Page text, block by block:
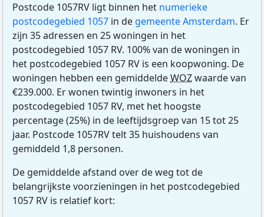
Postcode 1057RV ligt binnen het numerieke
postcodegebied 1057 in de gemeente Amsterdam. Er
zijn 35 adressen en 25 woningen in het
postcodegebied 1057 RV. 100% van de woningen in
het postcodegebied 1057 RV is een koopwoning. De
woningen hebben een gemiddeldeWOZwaarde van
€239.000. Er wonen twintig inwoners in het
postcodegebied 1057 RV, met het hoogste
percentage (25%) in de leeftijdsgroep van 15 tot 25
jaar. Postcode 1057RV telt 35 huishoudens van
gemiddeld 1,8 personen.
De gemiddelde afstand over de weg tot de
belangrijkste voorzieningen in het postcodegebied
1057 RV is relatief kort: